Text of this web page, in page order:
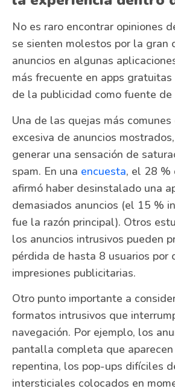
No es raro encontrar opiniones
se sienten molestos por la gran
anuncios en algunas
más frecuente en apps
de la publicidad como fuente de
Una de las quejas más
excesiva de anuncios
generar una sensación de
spam. En una encuesta, el 28 %
afirmó haber desinstalado una
demasiados anuncios (el 15 %
fue la razón principal). Otros
los anuncios intrusivos pueden
pérdida de hasta 8 usuarios por
impresiones publicitarias.
Otro punto importante a
formatos intrusivos que
navegación. Por ejemplo, los
pantalla completa que
repentina, los pop-ups difíciles
intersticiales colocados en